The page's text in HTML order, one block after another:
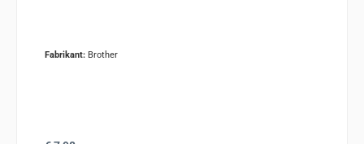
Fabrikant: Brother